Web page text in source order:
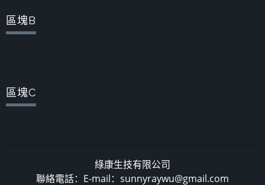
區塊B
區塊C
綠康生技有限公司
聯絡電話：E-mail：sunnyraywu@gmail.com